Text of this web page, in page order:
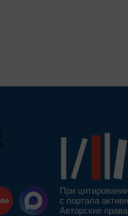
При
с портала
Авторские